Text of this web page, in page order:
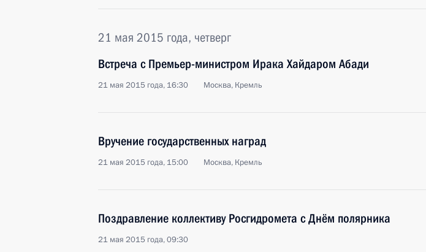
21 мая 2015 года, четверг
Встреча с Премьер-министром Ирака Хайдаром Абади
21 мая 2015 года, 16:30 Москва, Кремль
Вручение государственных наград
21 мая 2015 года, 15:00 Москва, Кремль
Поздравление коллективу Росгидромета с Днём полярника
21 мая 2015 года, 09:30